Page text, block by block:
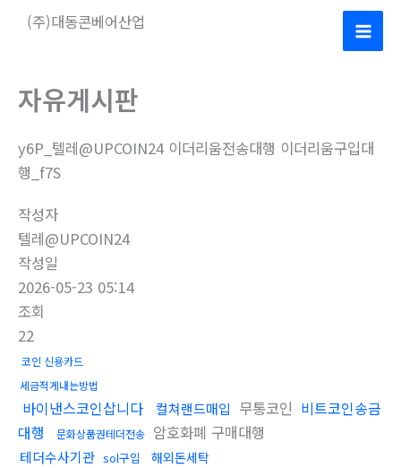
(주)대동콘베어산업
Main
자유게시판
y6P_텔레@UPCOIN24 이더리움전송대행 이더리움구입대
행_f7S
작성자
텔레@UPCOIN24
작성일
2026-05-23 05:14
조회
22
코인 신용카드
세금적게내는방법
바이낸스코인삽니다 컬쳐랜드매입 무통코인 비트코인송금
대행
문화상품권테더전송 암호화폐 구매대행
테더수사기관 sol구입 해외돈세탁